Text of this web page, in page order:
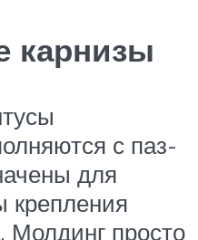
карнизы
с паз-
для
крепления
Молдинг просто